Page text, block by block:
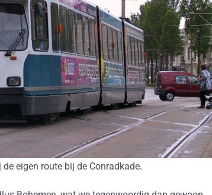
eigen route bij de Conradkade.